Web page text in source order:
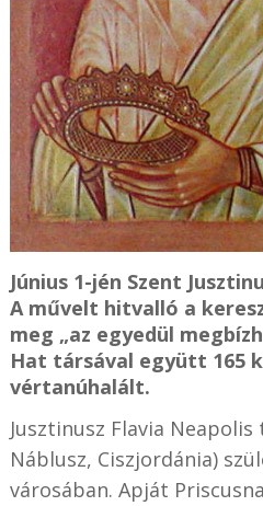
Június 1-jén Szent
A művelt hitvalló a
meg „az egyedül
Hat társával együtt 165
vértanúhalált.
Jusztinusz Flavia
Náblusz, Ciszjordánia)
városában. Apját